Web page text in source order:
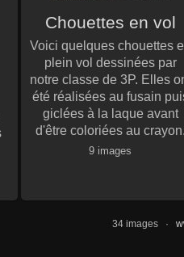
Chouettes en vol
Voici quelques chouettes
plein vol dessinées par
notre classe de 3P. Elles
été réalisées au fusain
giclées à la laque avant
d'être coloriées au
9 images
34 images ·